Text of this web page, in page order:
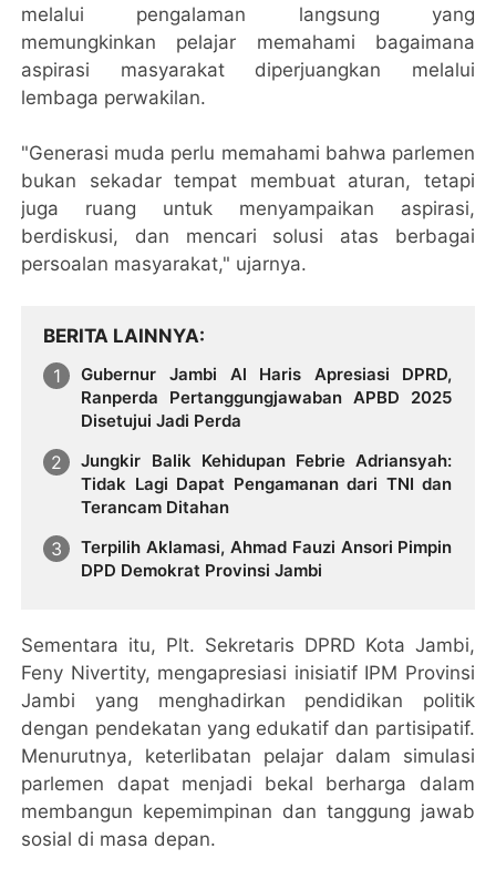
melalui pengalaman langsung yang
memungkinkan pelajar memahami bagaimana
aspirasi masyarakat diperjuangkan melalui
lembaga perwakilan.
"Generasi muda perlu memahami bahwa parlemen
bukan sekadar tempat membuat aturan, tetapi
juga ruang untuk menyampaikan aspirasi,
berdiskusi, dan mencari solusi atas berbagai
persoalan masyarakat," ujarnya.
BERITA LAINNYA
Gubernur Jambi Al Haris Apresiasi DPRD,
Ranperda Pertanggungjawaban APBD 2025
Disetujui Jadi Perda
Jungkir Balik Kehidupan Febrie Adriansyah:
Tidak Lagi Dapat Pengamanan dari TNI dan
Terancam Ditahan
Terpilih Aklamasi, Ahmad Fauzi Ansori Pimpin
DPD Demokrat Provinsi Jambi
Sementara itu, Plt. Sekretaris DPRD Kota Jambi,
Feny Nivertity, mengapresiasi inisiatif IPM Provinsi
Jambi yang menghadirkan pendidikan politik
dengan pendekatan yang edukatif dan partisipatif.
Menurutnya, keterlibatan pelajar dalam simulasi
parlemen dapat menjadi bekal berharga dalam
membangun kepemimpinan dan tanggung jawab
sosial di masa depan.